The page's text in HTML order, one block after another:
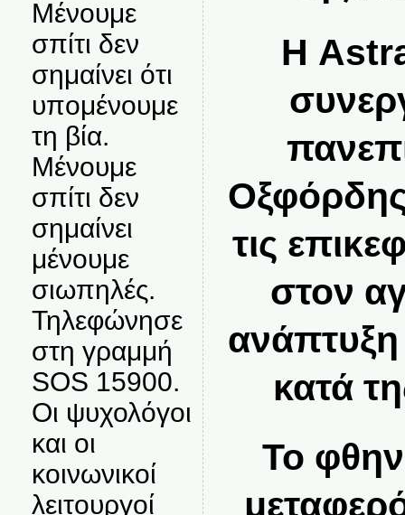
Μένουμε
σπίτι δεν
σημαίνει ότι
υπομένουμε
τη βία.
Μένουμε
σπίτι δεν
σημαίνει
μένουμε
σιωπηλές.
Τηλεφώνησε
στη γραμμή
SOS 15900.
Οι ψυχολόγοι
και οι
κοινωνικοί
λειτουργοί
Η
τις
στον
ανάπτυξη
κατά
Το